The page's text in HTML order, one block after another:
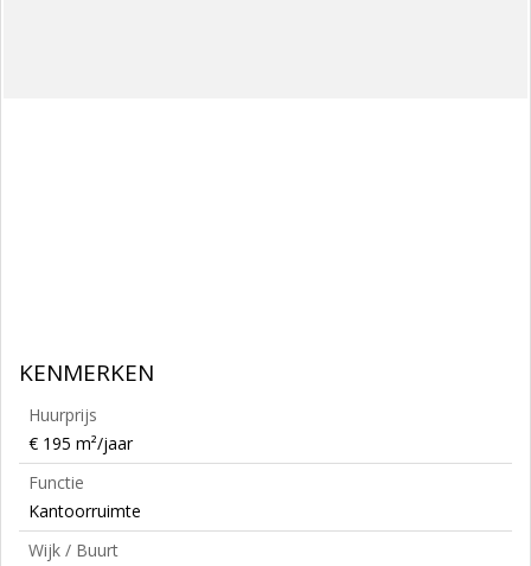
KENMERKEN
Huurprijs
€ 195 m²/jaar
Functie
Kantoorruimte
Wijk / Buurt